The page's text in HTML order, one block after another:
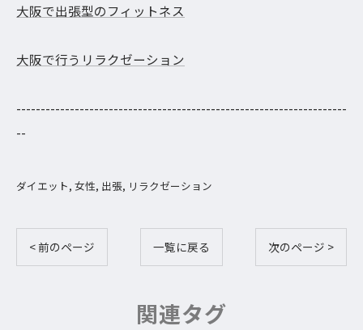
大阪で出張型のフィットネス
大阪で行うリラクゼーション
--------------------------------------------------------------------
--
ダイエット 女性 出張 リラクゼーション
< 前のページ 一覧に戻る 次のページ >
関連タグ